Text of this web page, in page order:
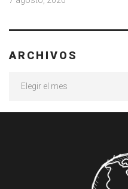
ARCHIVOS